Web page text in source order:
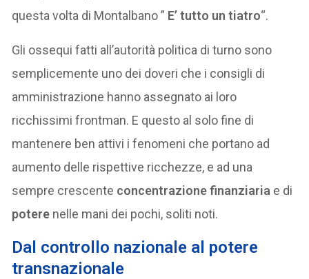
questa volta di Montalbano ” E’ tutto un tiatro“.
Gli ossequi fatti all’autorità politica di turno sono
semplicemente uno dei doveri che i consigli di
amministrazione hanno assegnato ai loro
ricchissimi frontman. E questo al solo fine di
mantenere ben attivi i fenomeni che portano ad
aumento delle rispettive ricchezze, e ad una
sempre crescente concentrazione finanziaria e di
potere nelle mani dei pochi, soliti noti.
Dal controllo nazionale al potere
transnazionale